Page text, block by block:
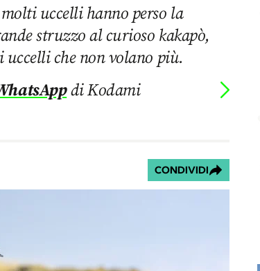
uccelli hanno perso la
struzzo al curioso kakapò,
uccelli che non volano più.
di Kodami
CONDIVIDI